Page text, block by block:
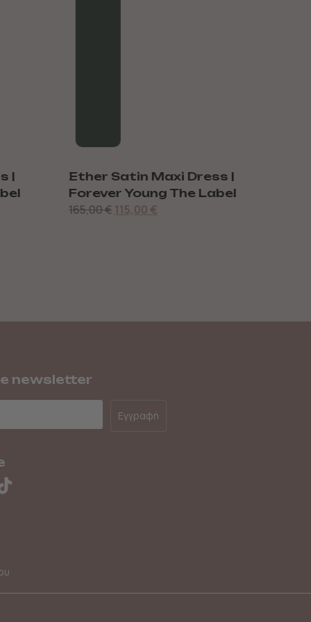
|
Ether Satin Maxi Dress |
Forever Young The Label
165,00€ 115,00 €
newsletter
Εγγραφή